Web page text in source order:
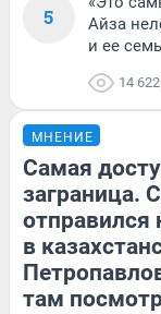
5
Айза
и ее
14 622
МНЕНИЕ
Самая
заграница.
в
там